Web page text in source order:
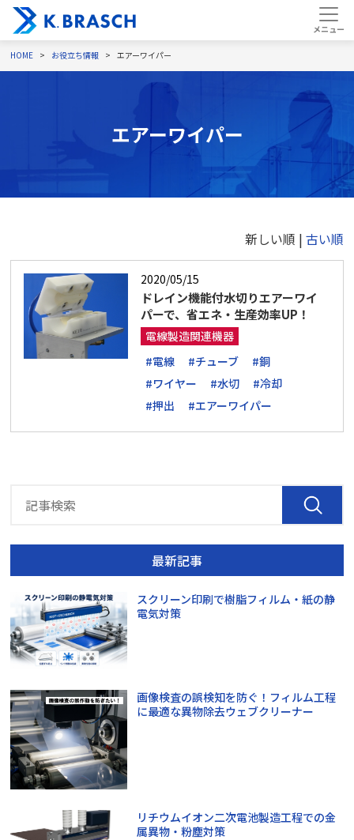
HOME お役立ち情報 エアーワイパー
エアーワイパー
新しい順 | 古い順
2020/05/15
ドレイン機能付水切りエアーワイ
パーで、省エネ・生産効率UP！
電線製造関連機器
#電線
#チューブ
#銅
#ワイヤー
#水切
#冷却
#押出
#エアーワイパー
最新記事
スクリーン印刷で樹脂フィルム・紙の静
電気対策
画像検査の誤検知を防ぐ！フィルム工程
に最適な異物除去ウェブクリーナー
リチウムイオン二次電池製造工程での金
属異物・粉塵対策